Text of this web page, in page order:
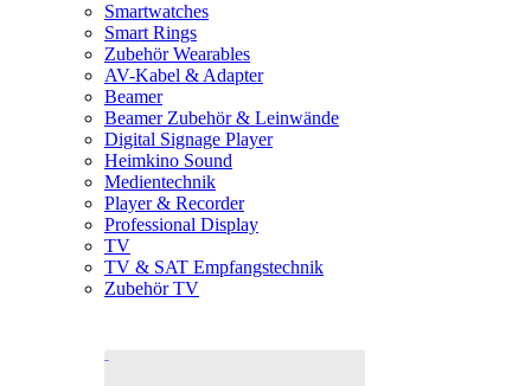
Smartwatches
Smart Rings
Zubehör Wearables
AV-Kabel & Adapter
Beamer
Beamer Zubehör & Leinwände
Digital Signage Player
Heimkino Sound
Medientechnik
Player & Recorder
Professional Display
TV
TV & SAT Empfangstechnik
Zubehör TV